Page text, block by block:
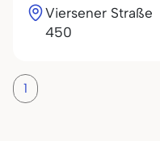
Viersener Straße
450
1